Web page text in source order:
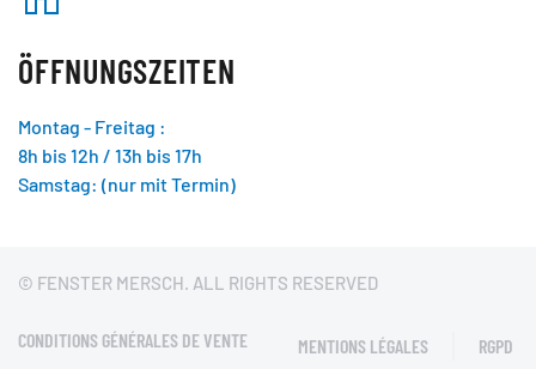
ÖFFNUNGSZEITEN
Montag - Freitag :
8h bis 12h / 13h bis 17h
Samstag: (nur mit Termin)
© FENSTER MERSCH. ALL RIGHTS RESERVED
CONDITIONS GÉNÉRALES DE VENTE MENTIONS LÉGALES RGPD